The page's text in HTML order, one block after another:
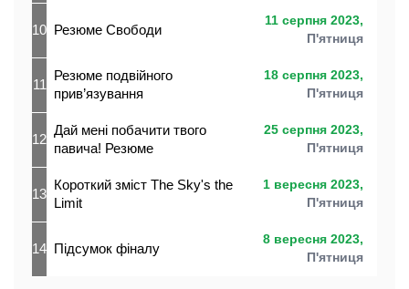
10 Резюме Свободи
11 серпня 2023,
П'ятниця
11
Резюме подвійного
прив’язування
18 серпня 2023,
П'ятниця
12
Дай мені побачити твого
павича! Резюме
25 серпня 2023,
П'ятниця
13
Короткий зміст The Sky's the
Limit
1 вересня 2023,
П'ятниця
14 Підсумок фіналу
8 вересня 2023,
П'ятниця